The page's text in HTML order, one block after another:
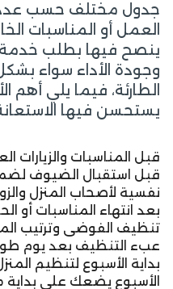
جدول مختلف حسب عدد
العمل أو المناسبات
ينصح فيها بطلب خدمة
وجودة الأداء سواء
الطارئة، فيما يلي أهم
يستحسن فيها
قبل المناسبات والزيارات
قبل استقبال الضيوف
نفسية لأصحاب المنزل
بعد انتهاء المناسبات أو
تنظيف الفوضى وترتيب
عبء التنظيف بعد يوم
بداية الأسبوع لتنظيم
الأسبوع يضعك على بداية